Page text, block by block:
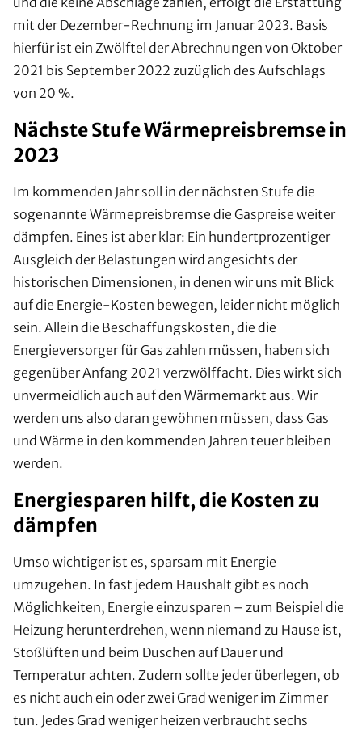
mit der Dezember-Rechnung im Januar 2023. Basis
hierfür ist ein Zwölftel der Abrechnungen von Oktober
2021 bis September 2022 zuzüglich des Aufschlags
von 20 %.
Nächste Stufe Wärmepreisbremse in
2023
Im kommenden Jahr soll in der nächsten Stufe die
sogenannte Wärmepreisbremse die Gaspreise weiter
dämpfen. Eines ist aber klar: Ein hundertprozentiger
Ausgleich der Belastungen wird angesichts der
historischen Dimensionen, in denen wir uns mit Blick
auf die Energie-Kosten bewegen, leider nicht möglich
sein. Allein die Beschaffungskosten, die die
Energieversorger für Gas zahlen müssen, haben sich
gegenüber Anfang 2021 verzwölffacht. Dies wirkt sich
unvermeidlich auch auf den Wärmemarkt aus. Wir
werden uns also daran gewöhnen müssen, dass Gas
und Wärme in den kommenden Jahren teuer bleiben
werden.
Energiesparen hilft, die Kosten zu
dämpfen
Umso wichtiger ist es, sparsam mit Energie
umzugehen. In fast jedem Haushalt gibt es noch
Möglichkeiten, Energie einzusparen – zum Beispiel die
Heizung herunterdrehen, wenn niemand zu Hause ist,
Stoßlüften und beim Duschen auf Dauer und
Temperatur achten. Zudem sollte jeder überlegen, ob
es nicht auch ein oder zwei Grad weniger im Zimmer
tun. Jedes Grad weniger heizen verbraucht sechs